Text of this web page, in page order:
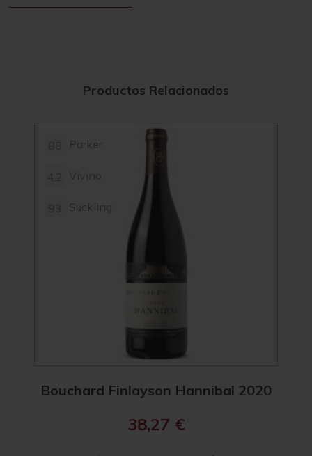
Productos Relacionados
Parker
Vivino
Suckling
Bouchard Finlayson Hannibal 2020
38,27 €